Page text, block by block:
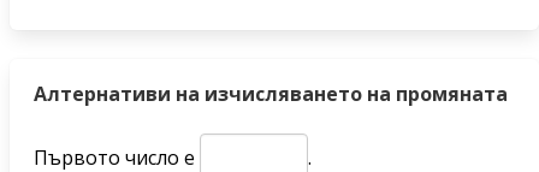
Алтернативи на изчисляването на промяната
Първото число е .